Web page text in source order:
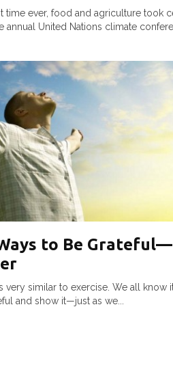
time ever, food and agriculture took
annual United Nations climate
to Be
very similar to exercise. We all know
and show it—just as we...